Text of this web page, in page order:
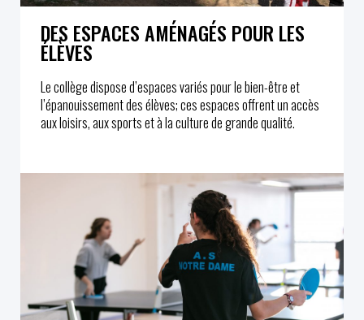
DES ESPACES AMÉNAGÉS POUR LES
ÉLÈVES
Le collège dispose d’espaces variés pour le bien-être et
l’épanouissement des élèves; ces espaces offrent un accès
aux loisirs, aux sports et à la culture de grande qualité.